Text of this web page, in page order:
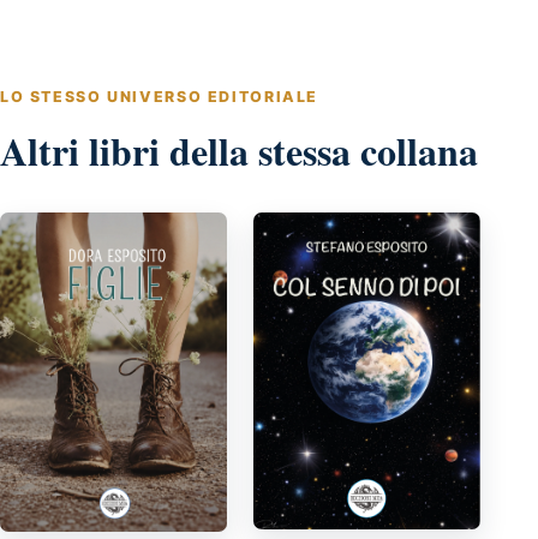
LO STESSO UNIVERSO EDITORIALE
Altri libri della stessa collana